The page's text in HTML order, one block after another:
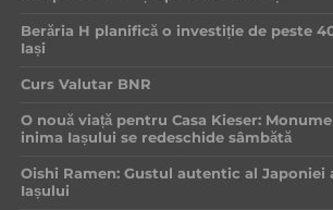
Berăria H planifică o investiție de peste
Iași
Curs Valutar BNR
O nouă viață pentru Casa Kieser:
inima Iașului se redeschide sâmbătă
Oishi Ramen: Gustul autentic al Japoniei
Iașului